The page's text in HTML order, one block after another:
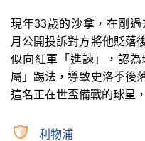
現年33歲的沙拿，在剛
月公開投訴對方將他貶落
似向紅軍「進諫」，認
屬」踢法，導致史洛季後
這名正在世盃備戰的球星
利物浦